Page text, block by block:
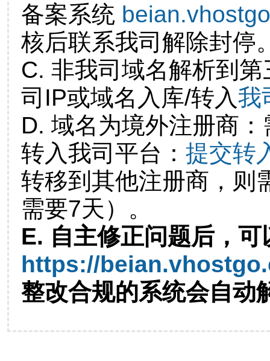
备案系统
核后联系我司解除封停
C. 非我司域名解析到
司IP或域名入库/转入我
D. 域名为境外注册商
转入我司平台： 提交转
转移到其他注册商，则
需要7天）。
E. 自主修正问题后，可
https://
整改合规的系统会自动